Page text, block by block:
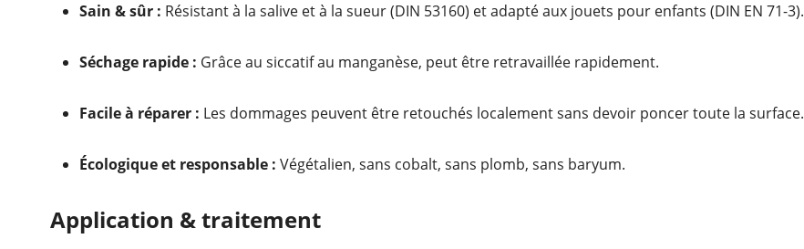
Sain & sûr : Résistant à la salive et à la sueur (DIN 53160) et adapté aux jouets pour enfants (DIN EN 71-3).
Séchage rapide : Grâce au siccatif au manganèse, peut être retravaillée rapidement.
Facile à réparer : Les dommages peuvent être retouchés localement sans devoir poncer toute la surface.
Écologique et responsable : Végétalien, sans cobalt, sans plomb, sans baryum.
Application & traitement